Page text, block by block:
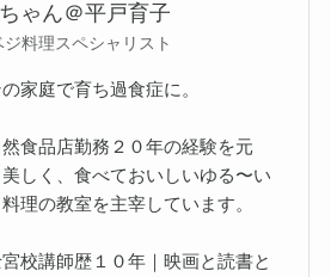
ゃん＠平戸育子
ジ料理スペシャリスト
家庭で育ち過食症に。
食品店勤務２０年の経験を元
しく、食べておいしいゆる〜い
理の教室を主宰しています。
校講師歴１０年｜映画と読書と